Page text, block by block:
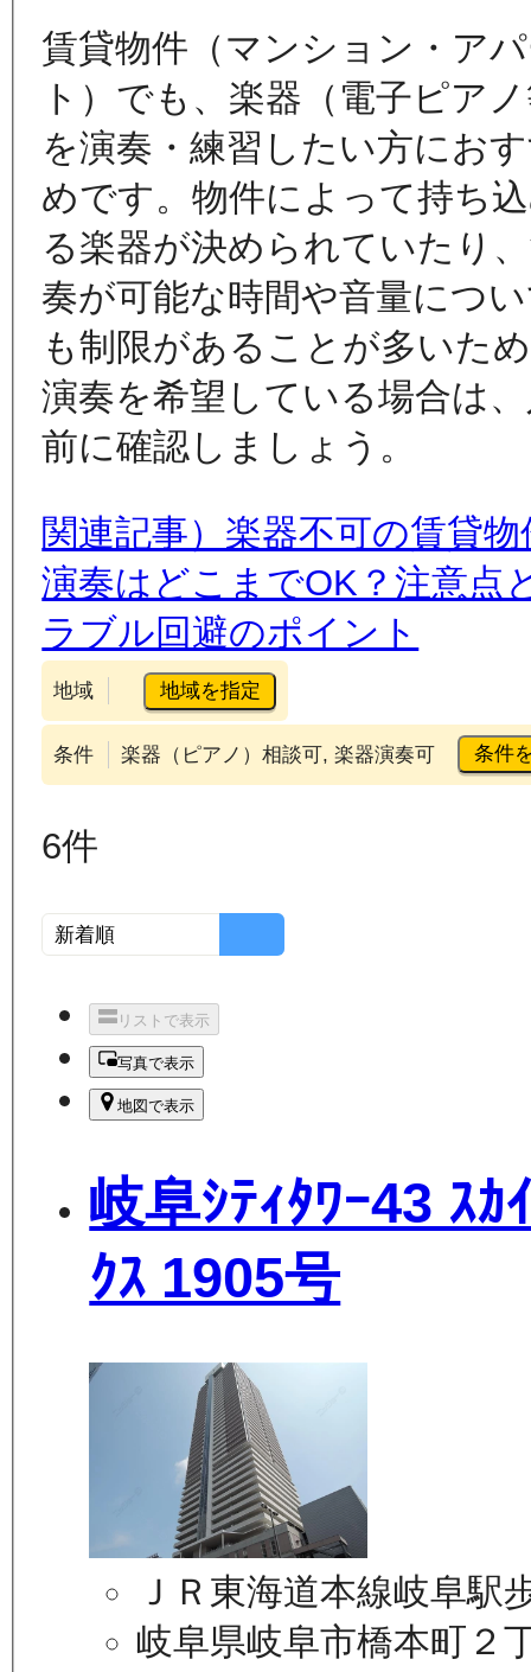
賃貸物件（マンション・ア
ト）でも、楽器（電子ピア
を演奏・練習したい方にお
めです。物件によって持ち
る楽器が決められていたり
奏が可能な時間や音量につ
も制限があることが多いた
演奏を希望している場合は
前に確認しましょう。
関連記事）楽器不可の賃貸物
演奏はどこまでOK？注意点
ラブル回避のポイント
地域 地域を指定
条件 楽器（ピアノ）相談可, 楽器演奏可 条件
6件
リストで表示
写真で表示
地図で表示
岐阜ｼﾃｨﾀﾜｰ43 ｽｶ
ｸｽ 1905号
ＪＲ東海道本線岐阜駅
岐阜県岐阜市橋本町２